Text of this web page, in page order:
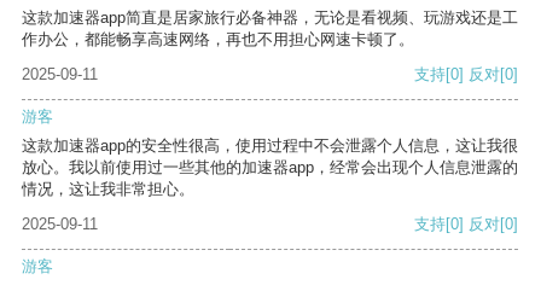
这款加速器app简直是居家旅行必备神器，无论是看视频、玩游戏还是工
作办公，都能畅享高速网络，再也不用担心网速卡顿了。
2025-09-11
支持[0] 反对[0]
游客
这款加速器app的安全性很高，使用过程中不会泄露个人信息，这让我很
放心。我以前使用过一些其他的加速器app，经常会出现个人信息泄露的
情况，这让我非常担心。
2025-09-11
支持[0] 反对[0]
游客